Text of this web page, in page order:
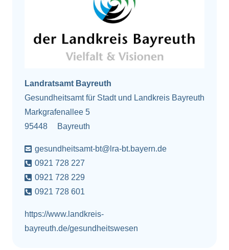
Landratsamt Bayreuth
Gesundheitsamt für Stadt und Landkreis Bayreuth
Markgrafenallee 5
95448
Bayreuth
gesundheitsamt-bt@lra-bt.bayern.de
0921 728 227
0921 728 229
0921 728 601
https://www.landkreis-
bayreuth.de/gesundheitswesen